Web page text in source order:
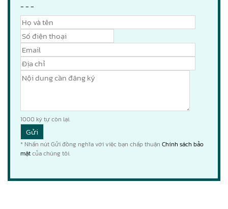
- - -
1000 ký tự còn lại.
* Nhấn nút Gửi đồng nghĩa với việc bạn chấp thuận Chính sách bảo
mậtcủa chúng tôi.